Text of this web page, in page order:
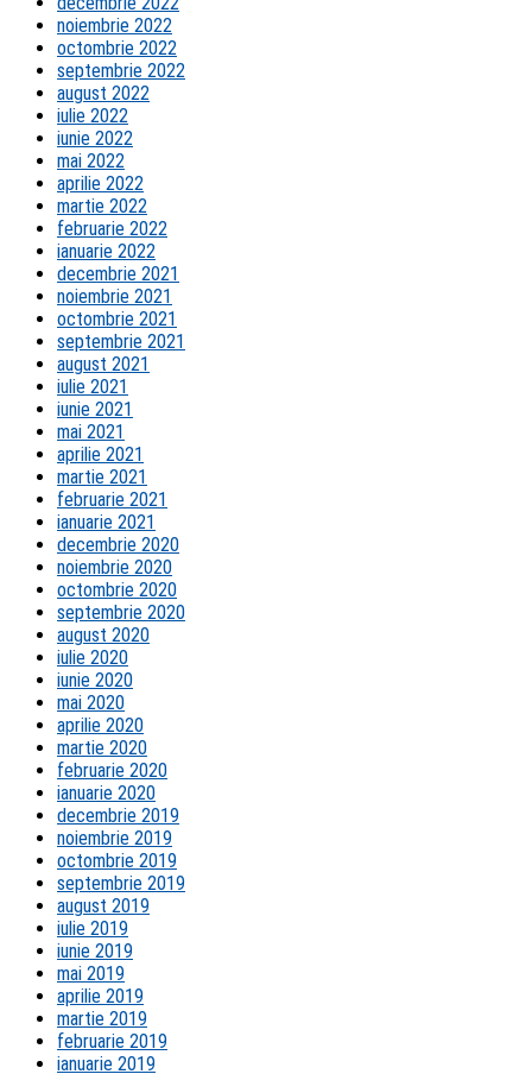
noiembrie 2022
octombrie 2022
septembrie 2022
august 2022
iulie 2022
iunie 2022
mai 2022
aprilie 2022
martie 2022
februarie 2022
ianuarie 2022
decembrie 2021
noiembrie 2021
octombrie 2021
septembrie 2021
august 2021
iulie 2021
iunie 2021
mai 2021
aprilie 2021
martie 2021
februarie 2021
ianuarie 2021
decembrie 2020
noiembrie 2020
octombrie 2020
septembrie 2020
august 2020
iulie 2020
iunie 2020
mai 2020
aprilie 2020
martie 2020
februarie 2020
ianuarie 2020
decembrie 2019
noiembrie 2019
octombrie 2019
septembrie 2019
august 2019
iulie 2019
iunie 2019
mai 2019
aprilie 2019
martie 2019
februarie 2019
ianuarie 2019